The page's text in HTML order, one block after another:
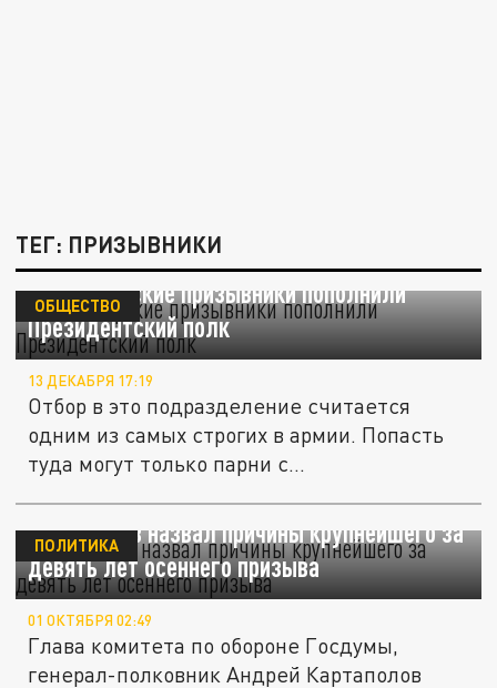
ТЕГ: ПРИЗЫВНИКИ
Новосибирские призывники пополнили
Президентский полк
ОБЩЕСТВО
13 ДЕКАБРЯ 17:19
Отбор в это подразделение считается
одним из самых строгих в армии. Попасть
туда могут только парни с...
Картаполов назвал причины крупнейшего за
девять лет осеннего призыва
ПОЛИТИКА
01 ОКТЯБРЯ 02:49
Глава комитета по обороне Госдумы,
генерал-полковник Андрей Картаполов